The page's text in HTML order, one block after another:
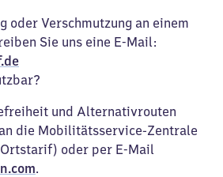
oder Verschmutzung an einem
Sie uns eine E-Mail:
und Alternativrouten
die Mobilitätsservice-Zentrale
oder per E-Mail
.